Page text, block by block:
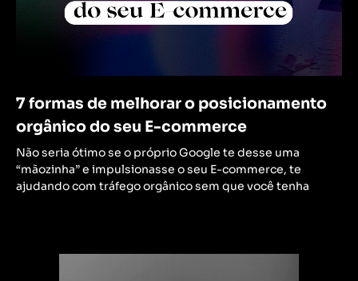
7 formas de melhorar o posicionamento
orgânico do seu E-commerce
Não seria ótimo se o próprio Google te desse uma
“mãozinha” e impulsionasse o seu E-commerce, te
ajudando com tráfego orgânico sem que você tenha